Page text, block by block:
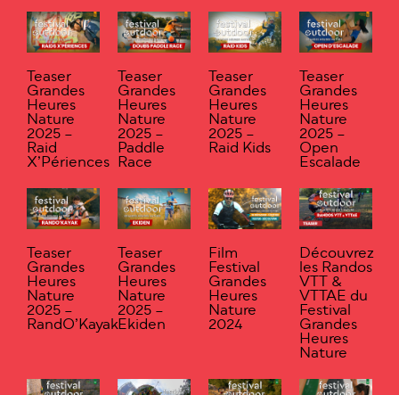
Teaser
Grandes
Heures
Nature
2025 –
Raid
X’Périences
Teaser
Grandes
Heures
Nature
2025 –
Paddle
Race
Teaser
Grandes
Heures
Nature
2025 –
Raid Kids
Teaser
Grandes
Heures
Nature
2025 –
Open
Escalade
Teaser
Grandes
Heures
Nature
2025 –
RandO’Kayak
Teaser
Grandes
Heures
Nature
2025 –
Ekiden
Film
Festival
Grandes
Heures
Nature
2024
Découvrez
les Randos
VTT &
VTTAE du
Festival
Grandes
Heures
Nature